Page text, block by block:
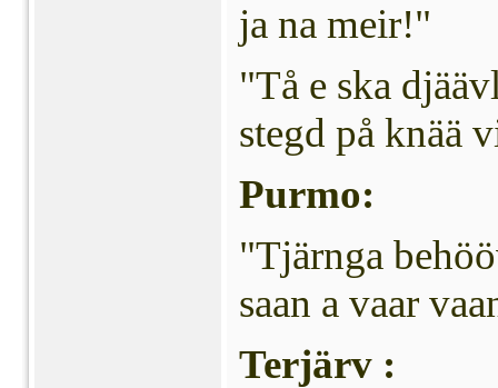
ja na meir!"
"Tå e ska
stegd på knää
Purmo:
"Tjärnga
saan a vaar
Terjärv :